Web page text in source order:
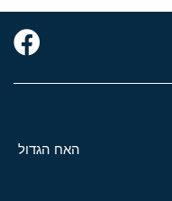
האח הגדול